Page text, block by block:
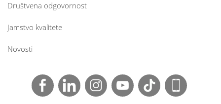
Društvena odgovornost
Jamstvo kvalitete
Novosti